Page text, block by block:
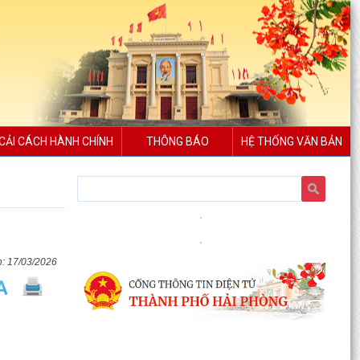
CÁCH HÀNH CHÍNH THÔNG BÁO HỆ THỐNG VĂN BẢN
17/03/2026